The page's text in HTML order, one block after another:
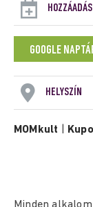
GOOGLE
HELYSZÍN
MOMkult